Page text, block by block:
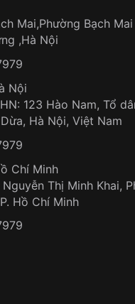
tính từ khi xác nhận
215 215
hàng kiểm tra và thanh
đã bị:
Tự ý sửa chữa
thống VNLUX
quyền lợi khách hàng
cùng khách hàng
dụng
Mai,Phường Bạch Mai
,Hà Nội
Nội
123 Hào Nam, Tổ
Hà Nội, Việt Nam
Chí Minh
Nguyễn Thị Minh Khai,
Hồ Chí Minh